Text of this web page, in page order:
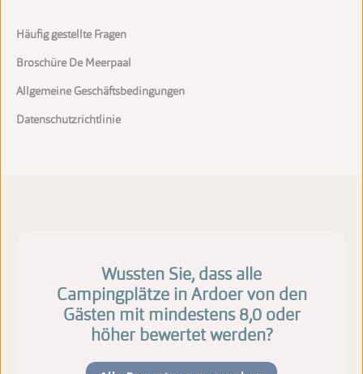
Häufig gestellte Fragen
Broschüre De Meerpaal
Allgemeine Geschäftsbedingungen
Datenschutzrichtlinie
Wussten Sie, dass alle
Campingplätze in Ardoer von den
Gästen mit mindestens 8,0 oder
höher bewertet werden?